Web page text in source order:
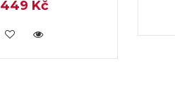
449 Kč
KOUPIT